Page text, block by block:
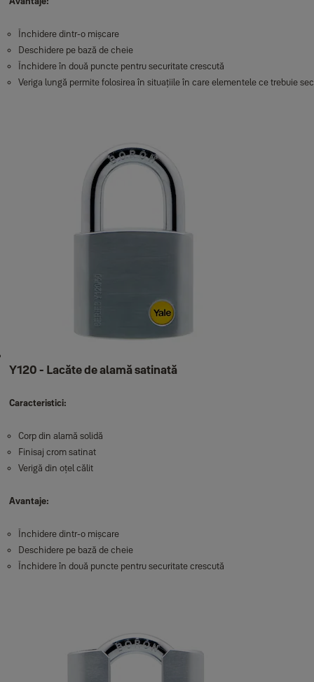
Închidere dintr-o mișcare
Deschidere pe bază de cheie
Închidere în două puncte pentru securitate crescută
Veriga lungă permite folosirea în situațiile în care elementele ce trebuie
Y120 - Lacăte de alamă satinată
Caracteristici:
Corp din alamă solidă
Finisaj crom satinat
Verigă din oțel călit
Avantaje:
Închidere dintr-o mișcare
Deschidere pe bază de cheie
Închidere în două puncte pentru securitate crescută